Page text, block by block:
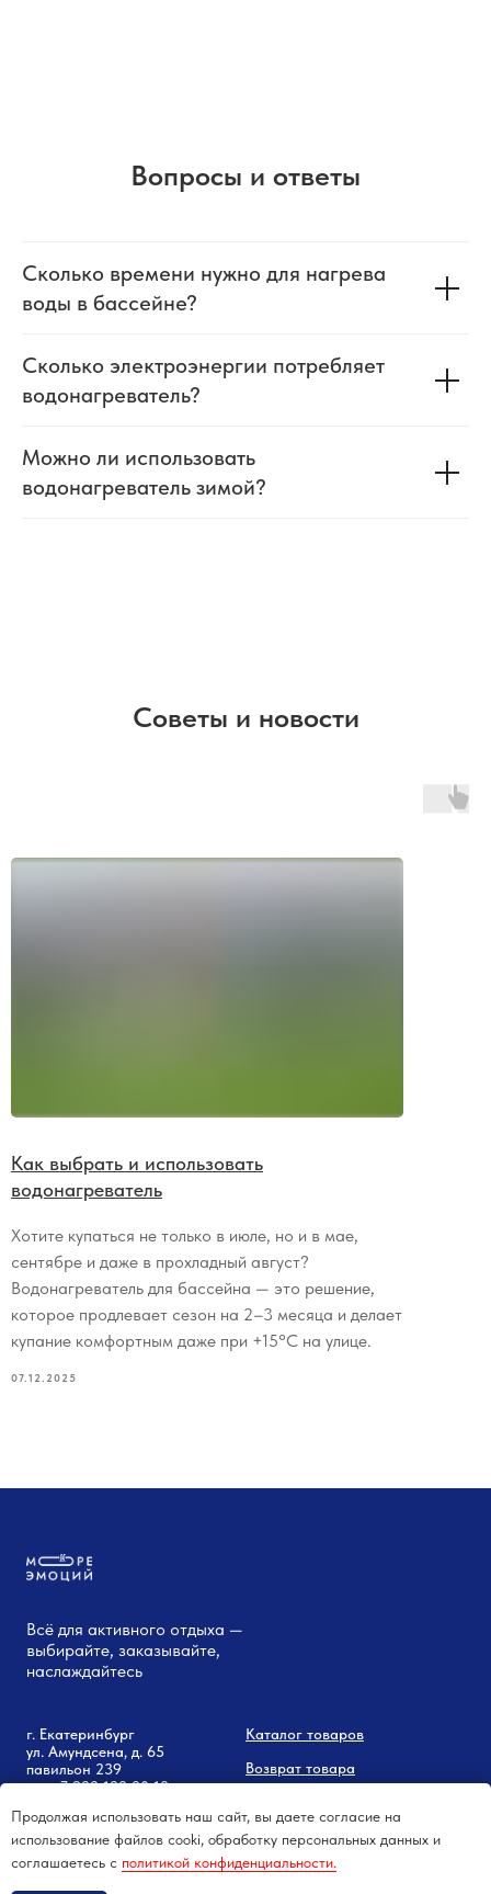
Продолжая использовать наш сайт, вы даете согласие на
использование файлов cooki, обработку персональных данных и
соглашаетесь c политикой конфиденциальности.
Вопросы и ответы
Сколько времени нужно для нагрева
воды в бассейне?
Сколько электроэнергии потребляет
водонагреватель?
Можно ли использовать
водонагреватель зимой?
Советы и новости
Как выбрать и использовать
водонагреватель
Хотите купаться не только в июле, но и в мае,
сентябре и даже в прохладный август?
Водонагреватель для бассейна — это решение,
которое продлевает сезон на 2–3 месяца и делает
купание комфортным даже при +15°C на улице.
07.12.2025
Всё для активного отдыха —
выбирайте, заказывайте,
наслаждайтесь
г. Екатеринбург
ул. Амундсена, д. 65
павильон 239
тел:+7 922-122-20-18
Каталог товаров
Возврат товара
Советы и новости